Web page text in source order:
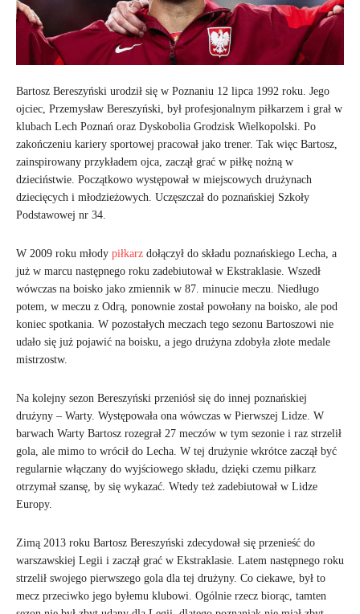
Bartosz Bereszyński urodził się w Poznaniu 12 lipca 1992 roku. Jego
ojciec, Przemysław Bereszyński, był profesjonalnym piłkarzem i grał w
klubach Lech Poznań oraz Dyskobolia Grodzisk Wielkopolski. Po
zakończeniu kariery sportowej pracował jako trener. Tak więc Bartosz,
zainspirowany przykładem ojca, zaczął grać w piłkę nożną w
dzieciństwie. Początkowo występował w miejscowych drużynach
dziecięcych i młodzieżowych. Uczęszczał do poznańskiej Szkoły
Podstawowej nr 34.
W 2009 roku młody piłkarz dołączył do składu poznańskiego Lecha, a
już w marcu następnego roku zadebiutował w Ekstraklasie. Wszedł
wówczas na boisko jako zmiennik w 87. minucie meczu. Niedługo
potem, w meczu z Odrą, ponownie został powołany na boisko, ale pod
koniec spotkania. W pozostałych meczach tego sezonu Bartoszowi nie
udało się już pojawić na boisku, a jego drużyna zdobyła złote medale
mistrzostw.
Na kolejny sezon Bereszyński przeniósł się do innej poznańskiej
drużyny – Warty. Występowała ona wówczas w Pierwszej Lidze. W
barwach Warty Bartosz rozegrał 27 meczów w tym sezonie i raz strzelił
gola, ale mimo to wrócił do Lecha. W tej drużynie wkrótce zaczął być
regularnie włączany do wyjściowego składu, dzięki czemu piłkarz
otrzymał szansę, by się wykazać. Wtedy też zadebiutował w Lidze
Europy.
Zimą 2013 roku Bartosz Bereszyński zdecydował się przenieść do
warszawskiej Legii i zaczął grać w Ekstraklasie. Latem następnego roku
strzelił swojego pierwszego gola dla tej drużyny. Co ciekawe, był to
mecz przeciwko jego byłemu klubowi. Ogólnie rzecz biorąc, tamten